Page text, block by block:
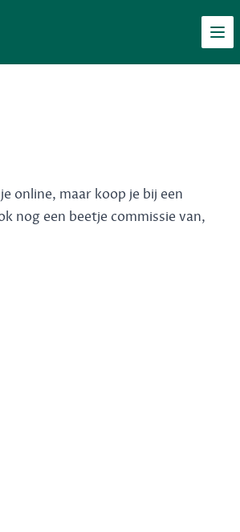
online, maar koop je bij een
nog een beetje commissie van,